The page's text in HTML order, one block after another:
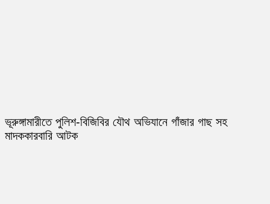
ভূরুঙ্গামারীতে পুলিশ-বিজিবির যৌথ অভিযানে গাঁজার গাছ সহ
মাদককারবারি আটক